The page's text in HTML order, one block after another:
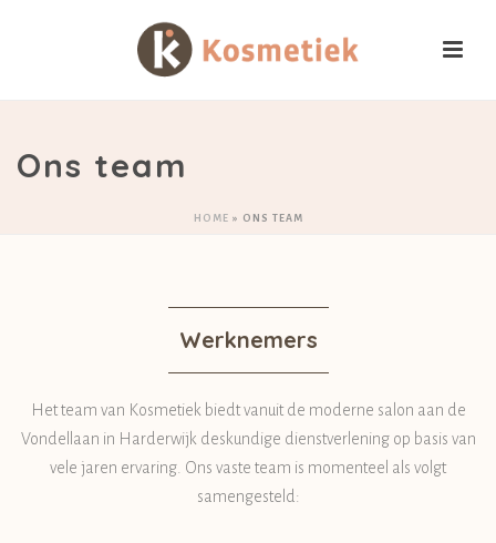
Ons team
HOME » ONS TEAM
Werknemers
Het team van Kosmetiek biedt vanuit de moderne salon aan de
Vondellaan in Harderwijk deskundige dienstverlening op basis van
vele jaren ervaring. Ons vaste team is momenteel als volgt
samengesteld: